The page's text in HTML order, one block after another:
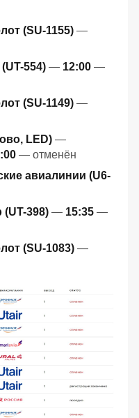
(SU-1155) —
554) — 12:00 —
(SU-1149) —
LED) —
— отменён
авиалинии (U6-
398) — 15:35 —
(SU-1083) —